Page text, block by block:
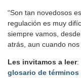
“Son tan novedosos
regulación es muy
siempre vamos,
atrás, aun cuando
Les invitamos a leer:
glosario de términos